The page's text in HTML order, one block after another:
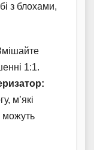
з блохами,
1:1.
м’які
можуть